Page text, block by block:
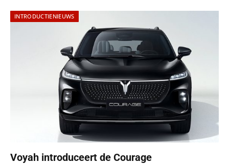
INTRODUCTIENIEUWS
Voyah introduceert de Courage